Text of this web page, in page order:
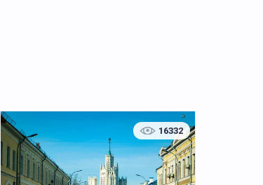
космосом и современной
16332